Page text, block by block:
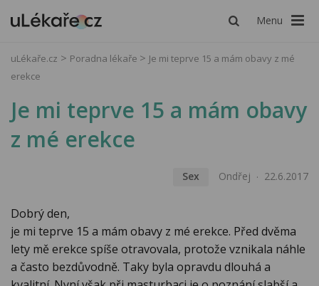
Menu
uLékaře.cz Poradna lékaře
Je mi teprve 15 a mám obavy z mé
erekce
Je mi teprve 15 a mám obavy
z mé erekce
Sex Ondřej 22.6.2017
Dobrý den,
je mi teprve 15 a mám obavy z mé erekce. Před dvěma
lety mě erekce spíše otravovala, protože vznikala náhle
a často bezdůvodně. Taky byla opravdu dlouhá a